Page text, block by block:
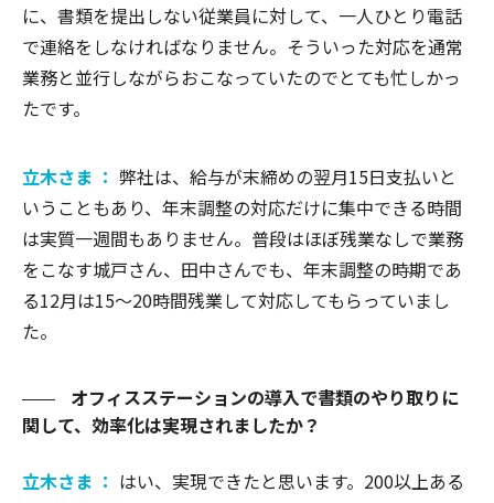
に、書類を提出しない従業員に対して、一人ひとり電話
で連絡をしなければなりません。そういった対応を通常
業務と並行しながらおこなっていたのでとても忙しかっ
たです。
立木さま ： 弊社は、給与が末締めの翌月15日支払いと
いうこともあり、年末調整の対応だけに集中できる時間
は実質一週間もありません。普段はほぼ残業なしで業務
をこなす城戸さん、田中さんでも、年末調整の時期であ
る12月は15～20時間残業して対応してもらっていまし
た。
オフィスステーションの導入で書類のやり取りに
関して、効率化は実現されましたか？
立木さま ： はい、実現できたと思います。200以上ある